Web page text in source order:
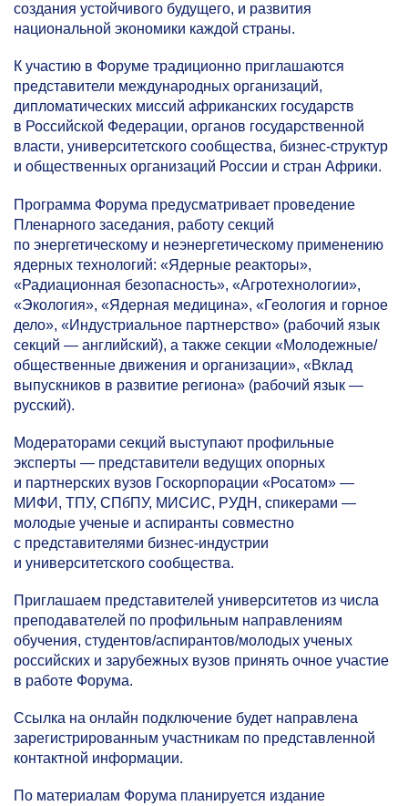
создания устойчивого будущего, и развития
национальной экономики каждой страны.
К участию в Форуме традиционно приглашаются
представители международных организаций,
дипломатических миссий африканских государств
в Российской Федерации, органов государственной
власти, университетского сообщества, бизнес-структур
и общественных организаций России и стран Африки.
Программа Форума предусматривает проведение
Пленарного заседания, работу секций
по энергетическому и неэнергетическому применению
ядерных технологий: «Ядерные реакторы»,
«Радиационная безопасность», «Агротехнологии»,
«Экология», «Ядерная медицина», «Геология и горное
дело», «Индустриальное партнерство» (рабочий язык
секций — английский), а также секции «Молодежные/
общественные движения и организации», «Вклад
выпускников в развитие региона» (рабочий язык —
русский).
Модераторами секций выступают профильные
эксперты — представители ведущих опорных
и партнерских вузов Госкорпорации «Росатом» —
МИФИ, ТПУ, СПбПУ, МИСИС, РУДН, спикерами —
молодые ученые и аспиранты совместно
с представителями бизнес-индустрии
и университетского сообщества.
Приглашаем представителей университетов из числа
преподавателей по профильным направлениям
обучения, студентов/аспирантов/молодых ученых
российских и зарубежных вузов принять очное участие
в работе Форума.
Ссылка на онлайн подключение будет направлена
зарегистрированным участникам по представленной
контактной информации.
По материалам Форума планируется издание